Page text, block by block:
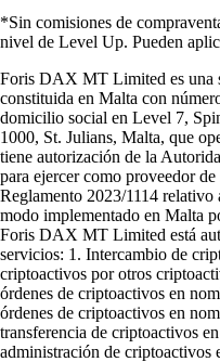
*Sin comisiones de
nivel de Level Up. Pueden
Foris DAX MT Limited es una
constituida en Malta con
domicilio social en Level 7,
1000, St. Julians, Malta, que
tiene autorización de la
para ejercer como proveedor
Reglamento 2023/1114 relativo
modo implementado en Malta
Foris DAX MT Limited está
servicios: 1. Intercambio de
criptoactivos por otros
órdenes de criptoactivos en
órdenes de criptoactivos en
transferencia de criptoactivos
administración de criptoactivos